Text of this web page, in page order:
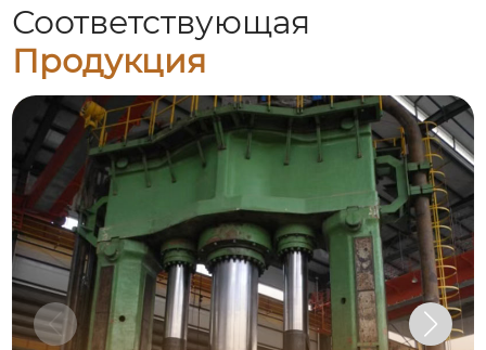
Соответствующая
Продукция